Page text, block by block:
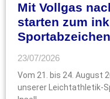
Mit Vollgas
starten zum
23/07/2026
Vom 21. bis 24. August
unserer Leichtathletik-